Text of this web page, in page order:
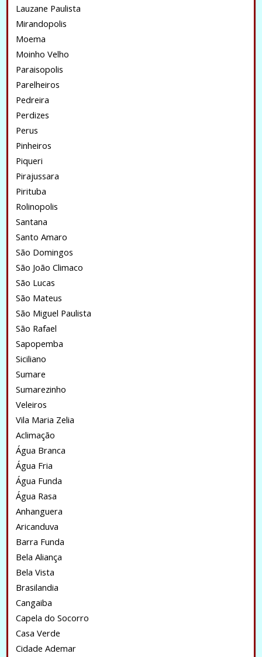
Lauzane Paulista
Mirandopolis
Moema
Moinho Velho
Paraisopolis
Parelheiros
Pedreira
Perdizes
Perus
Pinheiros
Piqueri
Pirajussara
Pirituba
Rolinopolis
Santana
Santo Amaro
São Domingos
São João Climaco
São Lucas
São Mateus
São Miguel Paulista
São Rafael
Sapopemba
Siciliano
Sumare
Sumarezinho
Veleiros
Vila Maria Zelia
Aclimação
Água Branca
Água Fria
Água Funda
Água Rasa
Anhanguera
Aricanduva
Barra Funda
Bela Aliança
Bela Vista
Brasilandia
Cangaiba
Capela do Socorro
Casa Verde
Cidade Ademar